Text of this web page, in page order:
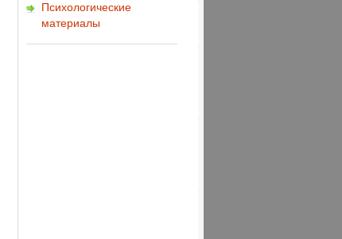
Психологические
материалы